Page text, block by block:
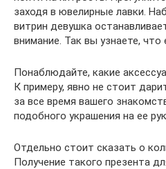
заходя в ювелирные лавки.
витрин девушка
внимание. Так вы узнаете, что
Понаблюдайте, какие
К примеру, явно не стоит
за все время вашего
подобного украшения на ее
Отдельно стоит сказать о
Получение такого презента